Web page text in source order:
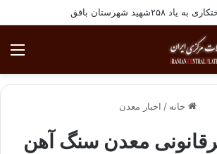
شهرستان بافق
خانه / اخبار معدن
معدن سنگ آهن